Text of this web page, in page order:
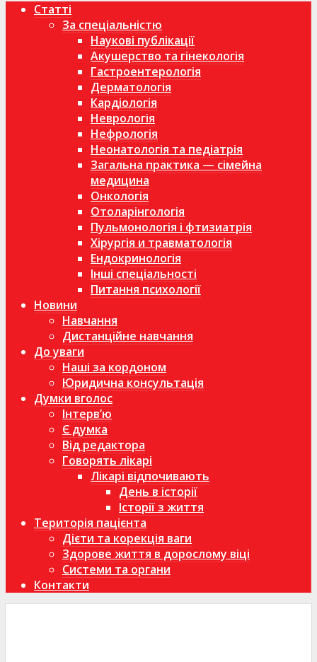
Статті
За спеціальністю
Наукові публікації
Акушерство та гінекологія
Гастроентерологія
Дерматологія
Кардіологія
Неврологія
Нефрологія
Неонатологія та педіатрія
Загальна практика — сімейна
медицина
Онкологія
Отоларінгологія
Пульмонологія і фтизиатрія
Хірургія и травматологія
Ендокринологія
Інші спеціальності
Питання психології
Новини
Навчання
Дистанційне навчання
До уваги
Наші за кордоном
Юридична консультація
Думки вголос
Інтерв’ю
Є думка
Від редактора
Говорять лікарі
Лікарі відпочивають
День в історії
Історії з життя
Територія пацієнта
Дієти та корекція ваги
Здорове життя в дорослому віці
Системи та органи
Контакти